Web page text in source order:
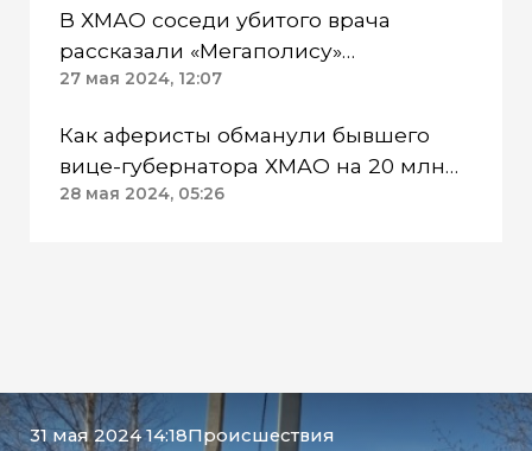
В ХМАО соседи убитого врача
рассказали «Мегаполису»
подробности трагедии
27 мая 2024, 12:07
Как аферисты обманули бывшего
вице-губернатора ХМАО на 20 млн
от имени Комаровой
28 мая 2024, 05:26
31 мая 2024 14:18Происшествия